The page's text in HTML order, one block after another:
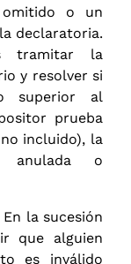
o un
declaratoria.
tramitar la
y resolver si
superior al
prueba
incluido), la
anulada o
la sucesión
que alguien
es inválido